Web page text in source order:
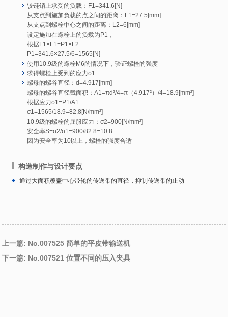
铰链销上承受的负载：F1=341.6[N]
从支点到施加负载的点之间的距离：L1=27.5[mm]
从支点到螺栓中心之间的距离：L2=6[mm]
设定施加在螺栓上的负载为P1，
根据F1×L1=P1×L2
P1=341.6×27.5/6=1565[N]
使用10.9级的螺栓M6的情况下，验证螺栓的强度
求得螺栓上受到的应力σ1
螺母的螺谷直径：d=4.917[mm]
螺母的螺谷直径截面积：A1=πd²/4=π（4.917²）/4=18.9[mm²]
根据应力σ1=P1/A1
σ1=1565/18.9=82.8[N/mm²]
10.9级的螺栓的屈服应力：σ2=900[N/mm²]
安全率S=σ2/σ1=900/82.8=10.8
因为安全率为10以上，螺栓的强度合适
构造制作与设计要点
通过大面积覆盖中心带轮的传送带的直径，抑制传送带的止动
上一篇: No.007525 简单的平皮带输送机
下一篇: No.007521 位置不同的压入夹具